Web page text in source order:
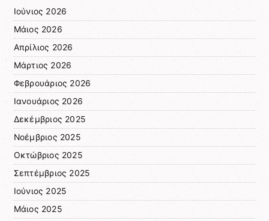
Ιούνιος 2026
Μάιος 2026
Απρίλιος 2026
Μάρτιος 2026
Φεβρουάριος 2026
Ιανουάριος 2026
Δεκέμβριος 2025
Νοέμβριος 2025
Οκτώβριος 2025
Σεπτέμβριος 2025
Ιούνιος 2025
Μάιος 2025